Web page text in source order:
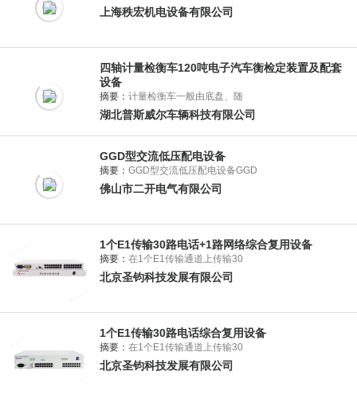
上海秩宏机电设备有限公司
四轴计量检衡车120吨电子汽车衡检定装置及配套
设备
摘要： 计量检衡车一般由底盘、随
湖北普斯威尔车辆科技有限公司
GGD型交流低压配电设备
摘要： GGD型交流低压配电设备GGD
佛山市二开电气有限公司
1个E1传输30路电话+1路网络综合复用设备
摘要： 在1个E1传输通道上传输30
北京圣钧科技发展有限公司
1个E1传输30路电话综合复用设备
摘要： 在1个E1传输通道上传输30
北京圣钧科技发展有限公司